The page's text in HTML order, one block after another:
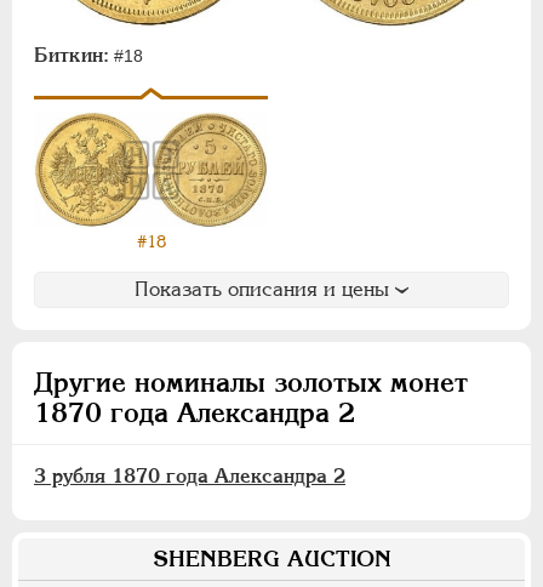
Биткин: #18
#18
Показать описания и цены
Другие номиналы золотых монет
1870 года Александра 2
3 рубля 1870 года Александра 2
SHENBERG AUCTION
НИКОЛАЙ II 1894-1917
ВРЕМЕННОЕ ПРАВ.
ИНОСТРАННЫЕ